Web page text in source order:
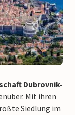
Dubrovnik-
Mit ihren
Siedlung im